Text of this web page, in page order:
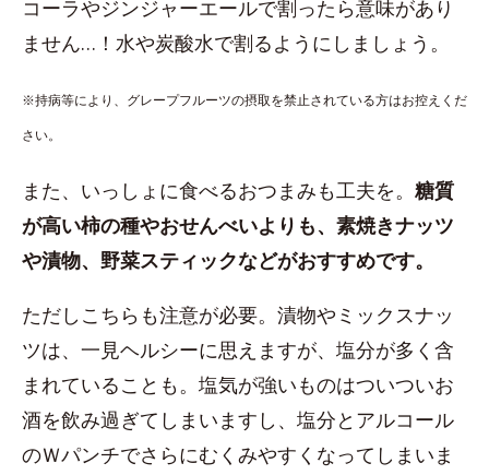
コーラやジンジャーエールで割ったら意味があり
ません…！水や炭酸水で割るようにしましょう。
※持病等により、グレープフルーツの摂取を禁止されている方はお控えくだ
さい。
また、いっしょに食べるおつまみも工夫を。 糖質
が高い柿の種やおせんべいよりも、素焼きナッツ
や漬物、野菜スティックなどがおすすめです。
ただしこちらも注意が必要。漬物やミックスナッ
ツは、一見ヘルシーに思えますが、塩分が多く含
まれていることも。塩気が強いものはついついお
酒を飲み過ぎてしまいますし、塩分とアルコール
のＷパンチでさらにむくみやすくなってしまいま